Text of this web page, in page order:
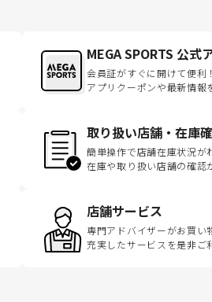
MEGA SPORTS 公式
会員証がすぐに開けて便利！
アプリクーポンや最新情報
取り扱い店舗・在庫
簡単操作で店舗在庫状況が
在庫や取り扱い店舗の確認
店舗サービス
専門アドバイザーがお買い
充実したサービスを是非ご